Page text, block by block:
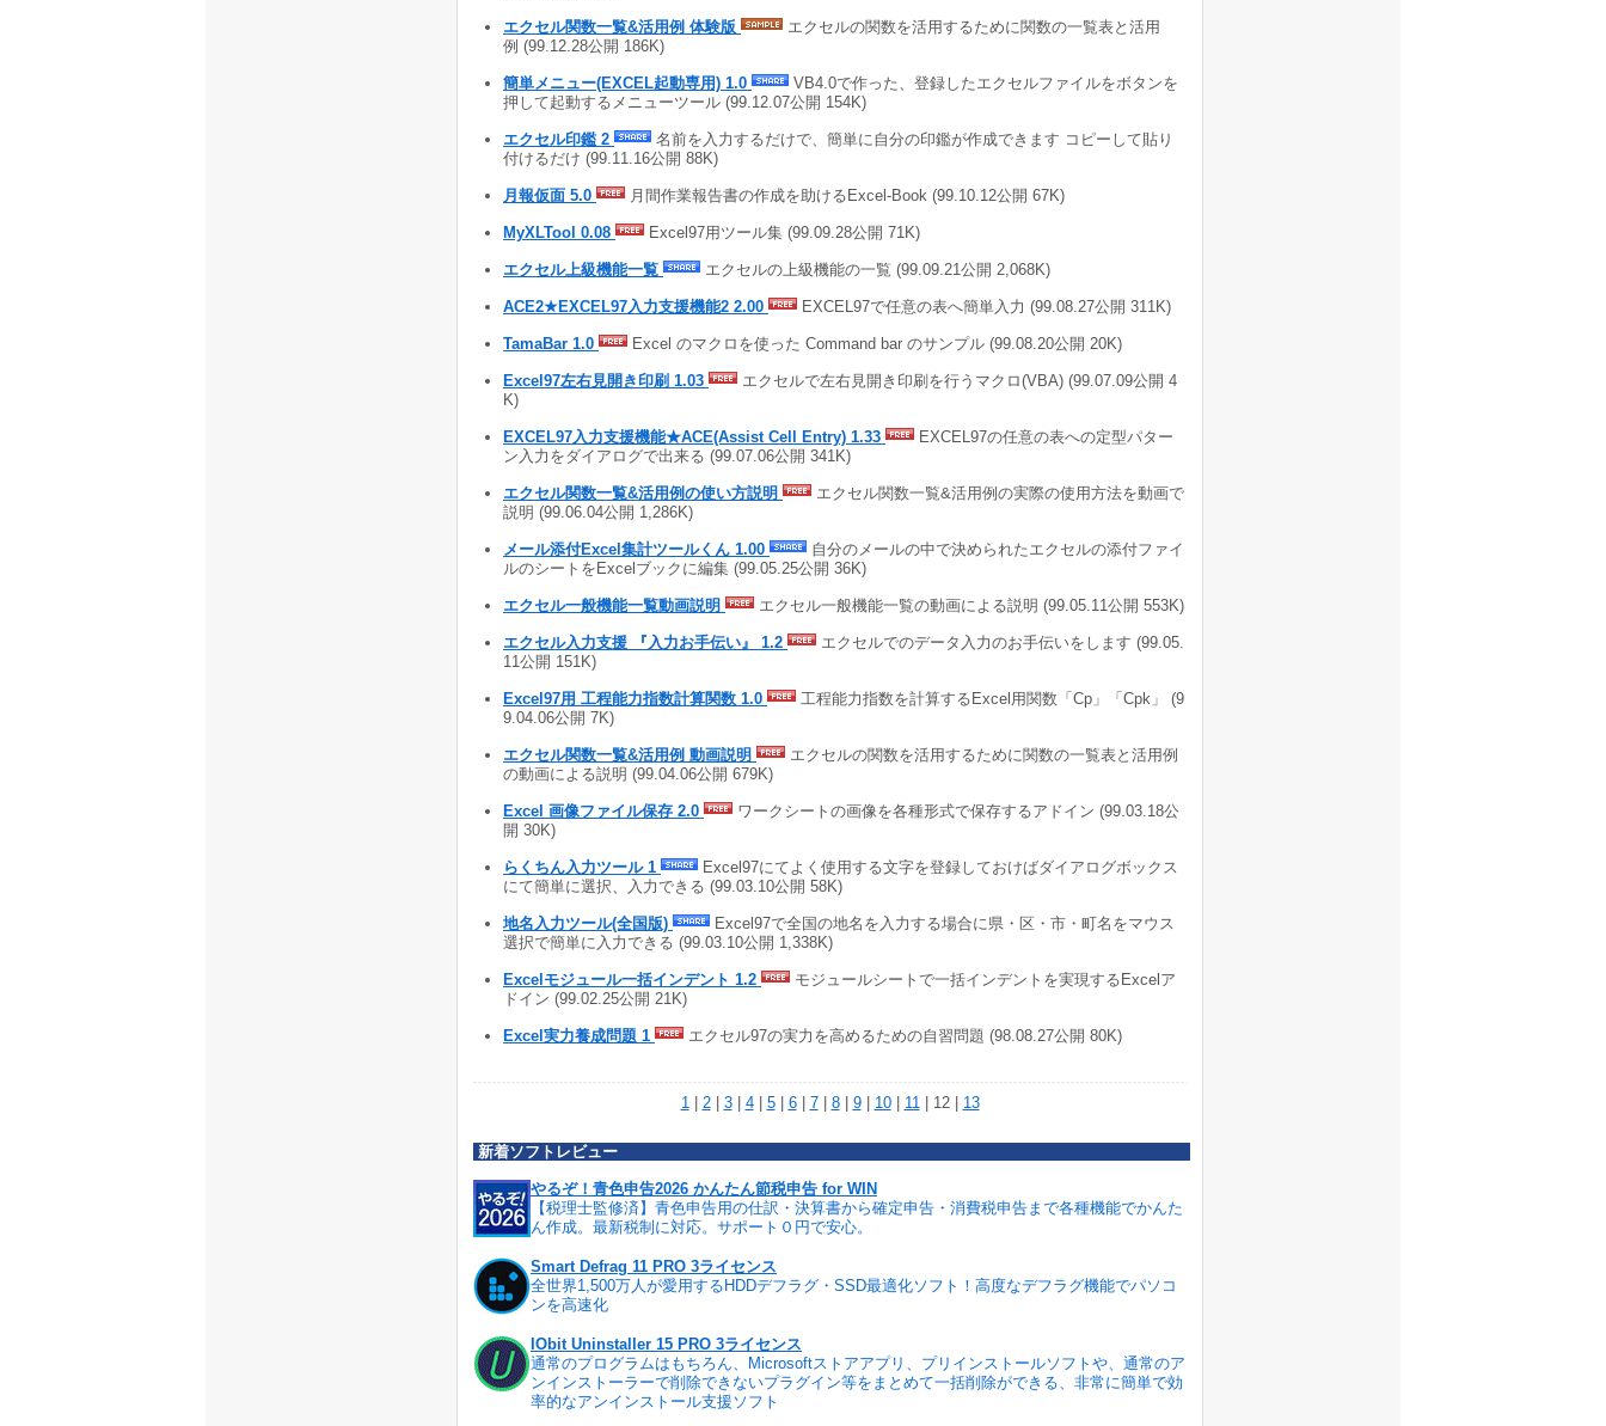
エクセル関数一覧&活用例 体験版
エクセルの関数を活用するために関数の一覧表と活用
例 (99.12.28公開 186K)
簡単メニュー(EXCEL起動専用) 1.0
VB4.0で作った、登録したエクセルファイルをボタンを
押して起動するメニューツール (99.12.07公開 154K)
エクセル印鑑 2
名前を入力するだけで、簡単に自分の印鑑が作成できます コピーして貼り
付けるだけ (99.11.16公開 88K)
月報仮面 5.0 月間作業報告書の作成を助けるExcel-Book (99.10.12公開 67K)
MyXLTool 0.08 Excel97用ツール集 (99.09.28公開 71K)
エクセル上級機能一覧 エクセルの上級機能の一覧 (99.09.21公開 2,068K)
ACE2★EXCEL97入力支援機能2 2.00 EXCEL97で任意の表へ簡単入力 (99.08.27公開 311K)
TamaBar 1.0 Excel のマクロを使った Command bar のサンプル (99.08.20公開 20K)
Excel97左右見開き印刷 1.03
エクセルで左右見開き印刷を行うマクロ(VBA) (99.07.09公開 4
K)
EXCEL97入力支援機能★ACE(Assist Cell Entry) 1.33
EXCEL97の任意の表への定型パター
ン入力をダイアログで出来る (99.07.06公開 341K)
エクセル関数一覧&活用例の使い方説明
エクセル関数一覧&活用例の実際の使用方法を動画で
説明 (99.06.04公開 1,286K)
メール添付Excel集計ツールくん 1.00
自分のメールの中で決められたエクセルの添付ファイ
ルのシートをExcelブックに編集 (99.05.25公開 36K)
エクセル一般機能一覧動画説明 エクセル一般機能一覧の動画による説明 (99.05.11公開 553K)
エクセル入力支援 『入力お手伝い』 1.2
エクセルでのデータ入力のお手伝いをします (99.05.
11公開 151K)
Excel97用 工程能力指数計算関数 1.0
工程能力指数を計算するExcel用関数「Cp」「Cpk」 (9
9.04.06公開 7K)
エクセル関数一覧&活用例 動画説明
エクセルの関数を活用するために関数の一覧表と活用例
の動画による説明 (99.04.06公開 679K)
Excel 画像ファイル保存 2.0
ワークシートの画像を各種形式で保存するアドイン (99.03.18公
開 30K)
らくちん入力ツール 1
Excel97にてよく使用する文字を登録しておけばダイアログボックス
にて簡単に選択、入力できる (99.03.10公開 58K)
地名入力ツール(全国版)
Excel97で全国の地名を入力する場合に県・区・市・町名をマウス
選択で簡単に入力できる (99.03.10公開 1,338K)
Excelモジュール一括インデント 1.2
モジュールシートで一括インデントを実現するExcelア
ドイン (99.02.25公開 21K)
Excel実力養成問題 1 エクセル97の実力を高めるための自習問題 (98.08.27公開 80K)
1 | 2| 3| 4| 5| 6| 7| 8| 9| 10| 11 | 12 | 13
新着ソフトレビュー
やるぞ！青色申告2026 かんたん節税申告 for WIN
【税理士監修済】青色申告用の仕訳・決算書から確定申告・消費税申告まで各種機能でかんた
ん作成。最新税制に対応。サポート０円で安心。
Smart Defrag 11 PRO 3ライセンス
全世界1,500万人が愛用するHDDデフラグ・SSD最適化ソフト！高度なデフラグ機能でパソコ
ンを高速化
IObit Uninstaller 15 PRO 3ライセンス
通常のプログラムはもちろん、Microsoftストアアプリ、プリインストールソフトや、通常のア
ンインストーラーで削除できないプラグイン等をまとめて一括削除ができる、非常に簡単で効
率的なアンインストール支援ソフト